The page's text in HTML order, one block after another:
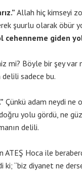
Allah hiç kimseyi
şuurlu olarak öbür
cehenneme giden
mi? Böyle bir şey var
sadece bu.
Çünkü adam neydi ne
yolu gördü, ne
delili.
ATEŞ Hoca ile
“biz diyanet ne